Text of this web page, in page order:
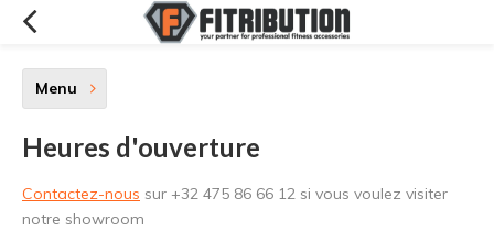
Menu
Heures d'ouverture
Contactez-nous sur +32 475 86 66 12 si vous voulez visiter
notre showroom